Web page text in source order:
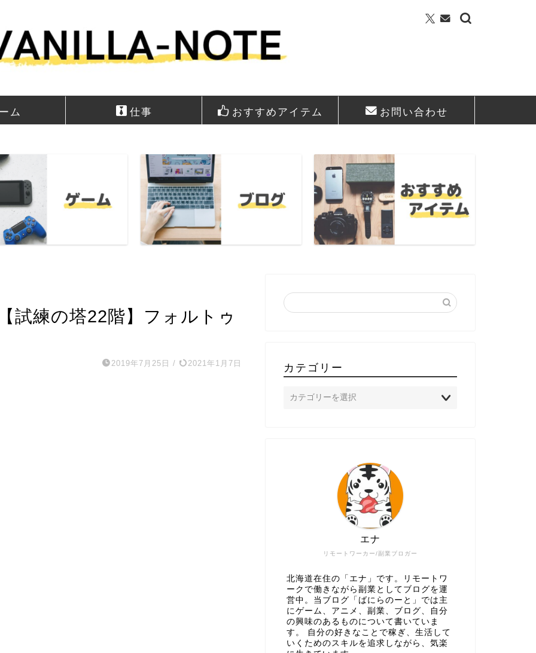
ム 仕事 おすすめアイテム お問い合わせ
試練の塔22階】フォルトゥ
2019年7月25日 / 2021年1月7日 カテゴリー
リモートワーカー/副業ブロガー
エナ
北海道在住の「エナ」です。リモートワ
ークで働きながら副業としてブログを運
営中。当ブログ「ばにらのーと」では主
にゲーム、アニメ、副業、ブログ、自分
の興味のあるものについて書いていま
す。 自分の好きなことで稼ぎ、生活して
いくためのスキルを追求しながら、気楽